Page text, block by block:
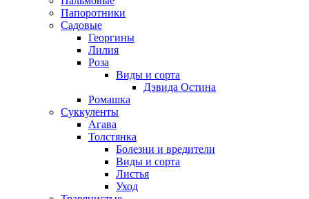
Папоротники
Садовые
Георгины
Лилия
Роза
Виды и сорта
Дэвида Остина
Ромашка
Суккуленты
Агава
Толстянка
Болезни и вредители
Виды и сорта
Листья
Уход